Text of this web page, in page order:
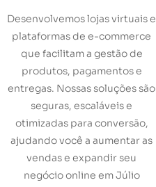
Desenvolvemos lojas virtuais e
plataformas de e-commerce
que facilitam a gestão de
produtos, pagamentos e
entregas. Nossas soluções são
seguras, escaláveis e
otimizadas para conversão,
ajudando você a aumentar as
vendas e expandir seu
negócio online em Júlio